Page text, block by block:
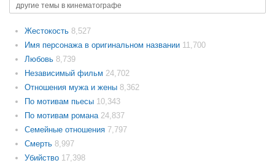
другие темы в кинематографе
Жестокость 8,527
Имя персонажа в оригинальном названии 11,700
Любовь 8,739
Независимый фильм 24,702
Отношения мужа и жены 8,362
По мотивам пьесы 10,343
По мотивам романа 24,837
Семейные отношения 7,797
Смерть 8,997
Убийство 17,398